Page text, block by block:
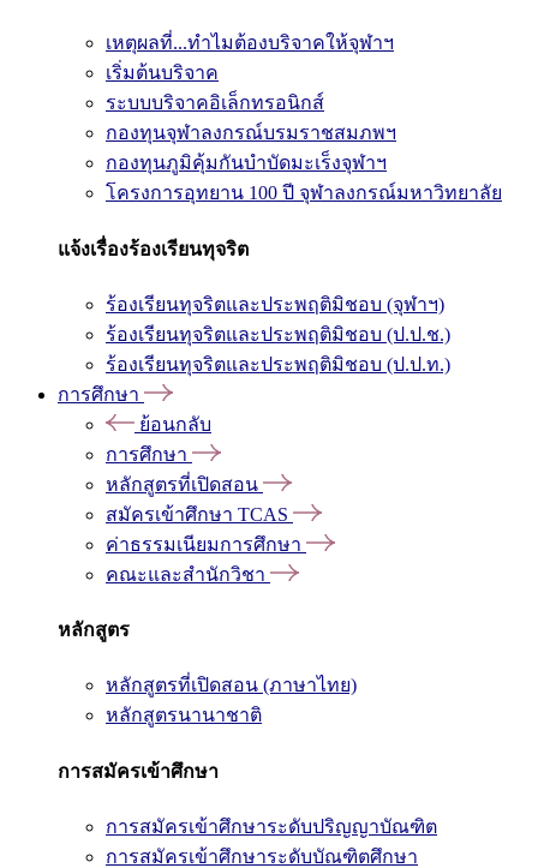
เหตุผลที่...ทำไมต้องบริจาคให้จุฬาฯ
เริ่มต้นบริจาค
ระบบบริจาคอิเล็กทรอนิกส์
กองทุนจุฬาลงกรณ์บรมราชสมภพฯ
กองทุนภูมิคุ้มกันบำบัดมะเร็งจุฬาฯ
โครงการอุทยาน 100 ปี จุฬาลงกรณ์มหาวิทยาลัย
แจ้งเรื่องร้องเรียนทุจริต
ร้องเรียนทุจริตและประพฤติมิชอบ (จุฬาฯ)
ร้องเรียนทุจริตและประพฤติมิชอบ (ป.ป.ช.)
ร้องเรียนทุจริตและประพฤติมิชอบ (ป.ป.ท.)
การศึกษา
ย้อนกลับ
การศึกษา
หลักสูตรที่เปิดสอน
สมัครเข้าศึกษา TCAS
ค่าธรรมเนียมการศึกษา
คณะและสำนักวิชา
หลักสูตร
หลักสูตรที่เปิดสอน (ภาษาไทย)
หลักสูตรนานาชาติ
การสมัครเข้าศึกษา
การสมัครเข้าศึกษาระดับปริญญาบัณฑิต
การสมัครเข้าศึกษาระดับบัณฑิตศึกษา